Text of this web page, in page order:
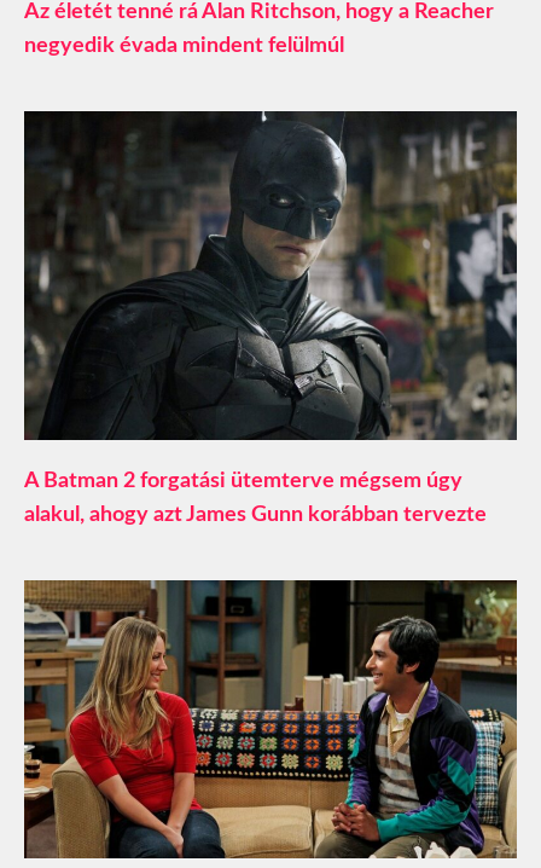
Az életét tenné rá Alan Ritchson, hogy a Reacher
negyedik évada mindent felülmúl
A Batman 2 forgatási ütemterve mégsem úgy
alakul, ahogy azt James Gunn korábban tervezte